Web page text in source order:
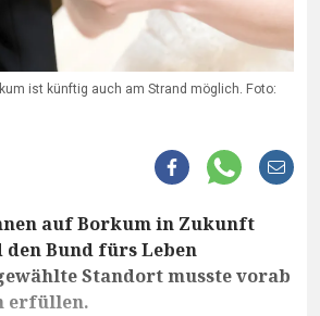
ist künftig auch am Strand möglich. Foto:
auf Borkum in Zukunft
den Bund fürs Leben
Standort musste vorab
erfüllen.